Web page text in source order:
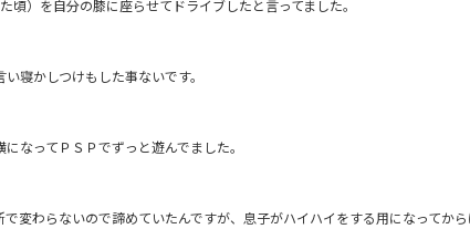
頃）を自分の膝に座らせてドライブしたと言ってました。
寝かしつけもした事ないです。
なってＰＳＰでずっと遊んでました。
変わらないので諦めていたんですが、息子がハイハイをする用になってか